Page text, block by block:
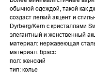
обычной одеждой, такой как
создаст легкий акцент и
Dyrberg/Kern с кристаллами
элегантный и женственный
материал: нержавеющая
материал: брасс
пол: женский
тип: колье